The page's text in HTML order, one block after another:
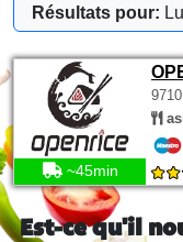
Résultats pour:
~45min
Est-ce qu'il